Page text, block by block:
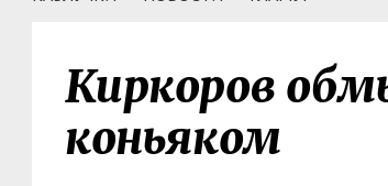
Киркоров
коньяком